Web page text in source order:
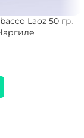
Laoz 50 гр.